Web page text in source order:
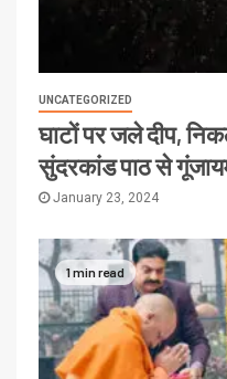
UNCATEGORIZED
घाटों पर जले दीप,
सुंदरकांड पाठ से
January 23, 2024
1 min read